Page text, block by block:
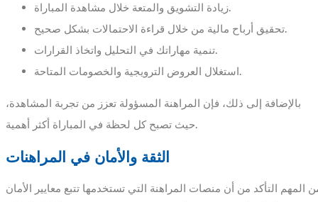
زيادة التشويق والمتعة خلال مشاهدة المباراة.
تحقيق أرباح مالية من خلال قراءة الاحتمالات بشكل صحيح.
تنمية مهاراتك في التحليل واتخاذ القرارات.
استغلال العروض الترويجية والخصومات المتاحة.
بالإضافة إلى ذلك، فإن المراهنة المسؤولة تعزز من تجربة المشاهدة،
حيث تصبح كل لحظة في المباراة أكثر أهمية.
الثقة والأمان في المراهنات
المهم التأكد من أن منصات المراهنة التي تستخدمها تتبع معايير الأمان